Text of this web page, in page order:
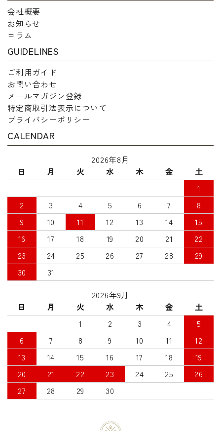
会社概要
お知らせ
コラム
GUIDELINES
ご利用ガイド
お問い合わせ
メールマガジン登録
特定商取引法表示について
プライバシーポリシー
CALENDAR
2026年8月
日
月 火 水 木 金
土
1
2
3 4 5 6 7
8
9
10 11 12 13 14
15
16
17 18 19 20 21
22
23
24 25 26 27 28
29
30
31
2026年9月
日
月 火 水 木 金
土
1
2 3 4
5
6
7 8 9 10 11
12
13
14 15 16 17 18
19
20
21 22 23 24 25
26
27
28 29 30